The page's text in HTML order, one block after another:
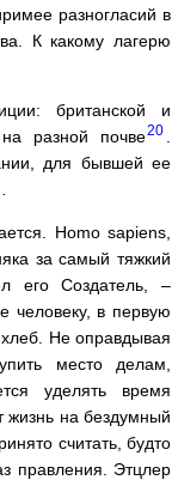
разногласий в
К какому лагерю
британской и
разной почве20
для бывшей ее
Homo sapiens,
за самый тяжкий
его Создатель, –
человеку, в первую
Не оправдывая
место делам,
уделять время
жизнь на бездумный
считать, будто
правления. Этцлер